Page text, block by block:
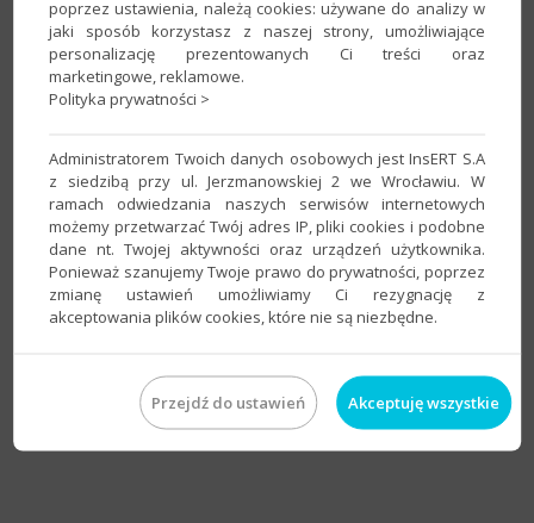
podrzędnej, a rozliczenia dokonane są w jednostce
centralnej (np. jednostki samorządu terytorialnego,
którym podlegają szkoły, zakłady użyteczności
publicznej itp.);
dotyczących NIP i VAT, bazy VIES oraz rejestru kaucji
gwarancyjnych;
komunikacja z klientami, pracownikamiza
pomocą wbudowanego klienta poczty i SMS;
płynna zmianaz księgowości uproszczonej na księgi
rachunkowe.
Rewizor nexo PRO w praktyce
poprzez ustawienia, należą cookies: używane do analizy w
jaki sposób korzystasz z naszej strony, umożliwiające
personalizację prezentowanych Ci treści oraz
marketingowe, reklamowe.
Polityka prywatności >
Administratorem Twoich danych osobowych jest InsERT S.A
z siedzibą przy ul. Jerzmanowskiej 2 we Wrocławiu. W
ramach odwiedzania naszych serwisów internetowych
możemy przetwarzać Twój adres IP, pliki cookies i podobne
dane nt. Twojej aktywności oraz urządzeń użytkownika.
Ponieważ szanujemy Twoje prawo do prywatności, poprzez
zmianę ustawień umożliwiamy Ci rezygnację z
akceptowania plików cookies, które nie są niezbędne.
Przejdź do ustawień Akceptuję wszystkie